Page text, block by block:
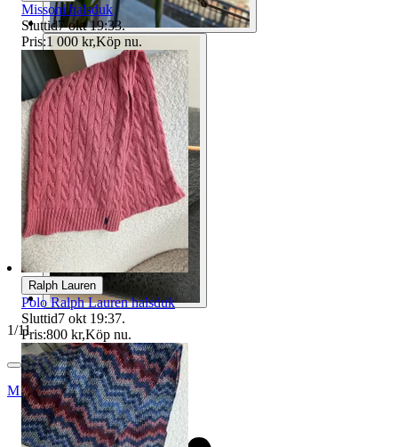
1/11
Maria31-2011
Missoni halsduk
Sluttid7 okt 19:33.
Pris:1 000 kr,Köp nu.
Ralph Lauren
Polo Ralph Lauren halsduk
Sluttid7 okt 19:37.
Pris:800 kr,Köp nu.